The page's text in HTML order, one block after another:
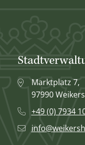
Marktplatz 7,
97990
+49 (0) 7934